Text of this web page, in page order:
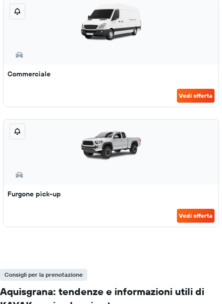
Commerciale
Vedi offerta
Furgone pick-up
Vedi offerta
Consigli per la prenotazione
Aquisgrana: tendenze e informazioni utili di